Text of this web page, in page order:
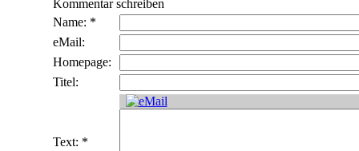
Kommentar schreiben
Name: *
eMail:
Homepage:
Titel:
Text: *